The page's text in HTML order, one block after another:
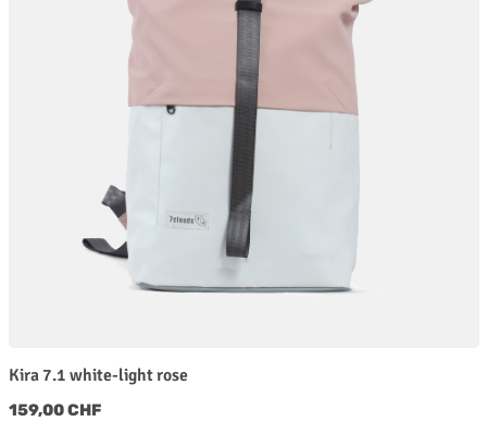
Kira 7.1 white-light rose
Regulärer Preis:
159,00 CHF